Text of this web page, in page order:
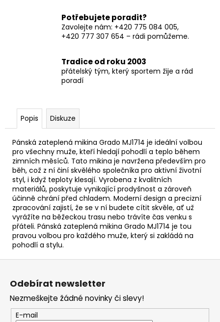
Potřebujete poradit?
Zavolejte nám: +420 775 084 005,
+420 777 307 654 – rádi pomůžeme.
Tradice od roku 2003
přátelský tým, který sportem žije a rád
poradí
Popis Diskuze
Pánská zateplená mikina Grado MJ1714 je ideální volbou
pro všechny muže, kteří hledají pohodlí a teplo během
zimních měsíců. Tato mikina je navržena především pro
běh, což z ní činí skvělého společníka pro aktivní životní
styl, i když teploty klesají. Vyrobena z kvalitních
materiálů, poskytuje vynikající prodyšnost a zároveň
účinně chrání před chladem. Moderní design a precizní
zpracování zajistí, že se v ní budete cítit skvěle, ať už
vyrážíte na běžeckou trasu nebo trávíte čas venku s
přáteli. Pánská zateplená mikina Grado MJ1714 je tou
pravou volbou pro každého muže, který si zakládá na
pohodlí a stylu.
Z
Odebírat newsletter
Nezmeškejte žádné novinky či slevy!
E-mail